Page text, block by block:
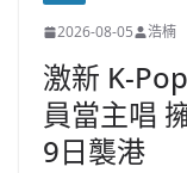
2026-08-05 浩楠
激新 K-
員當主唱
9日襲港